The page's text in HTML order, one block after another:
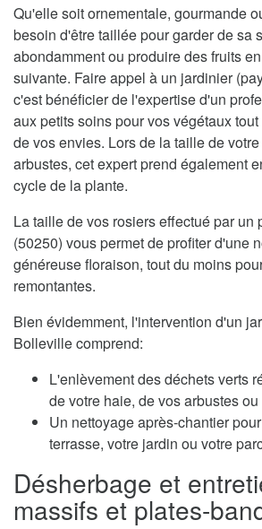
Qu'elle soit ornementale, gourmande
besoin d'être taillée pour garder de sa
abondamment ou produire des fruits
suivante. Faire appel à un jardinier
c'est bénéficier de l'expertise d'un
aux petits soins pour vos végétaux
de vos envies. Lors de la taille de
arbustes, cet expert prend également
cycle de la plante.
La taille de vos rosiers effectué par un
(50250) vous permet de profiter d'une
généreuse floraison, tout du moins
remontantes.
Bien évidemment, l'intervention d'un
Bolleville comprend:
L'enlèvement des déchets verts
de votre haie, de vos arbustes
Un nettoyage après-chantier
terrasse, votre jardin ou votre
Désherbage et
massifs et plates-